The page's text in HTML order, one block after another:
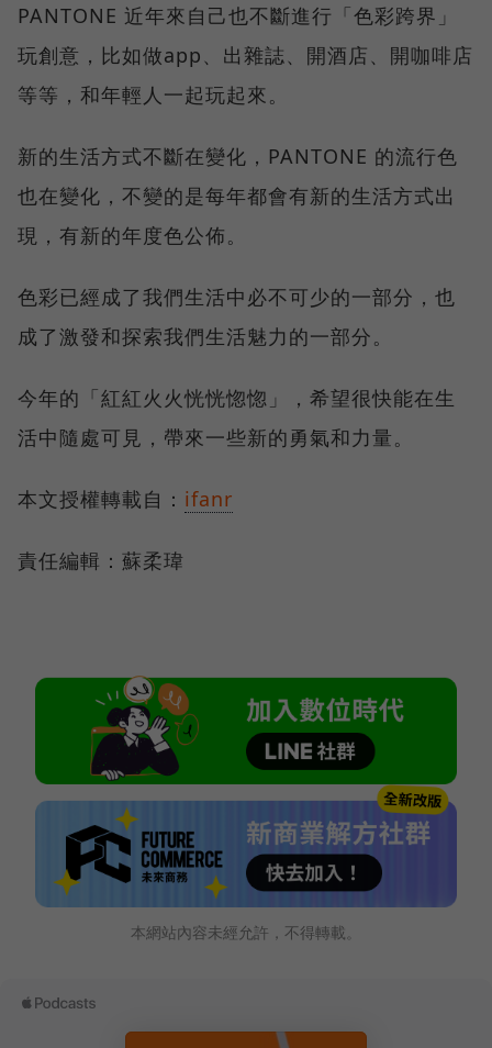
PANTONE 近年來自己也不斷進行「色彩跨界」
玩創意，比如做app、出雜誌、開酒店、開咖啡店
等等，和年輕人一起玩起來。
新的生活方式不斷在變化，PANTONE 的流行色
也在變化，不變的是每年都會有新的生活方式出
現，有新的年度色公佈。
色彩已經成了我們生活中必不可少的一部分，也
成了激發和探索我們生活魅力的一部分。
今年的「紅紅火火恍恍惚惚」，希望很快能在生
活中隨處可見，帶來一些新的勇氣和力量。
本文授權轉載自： ifanr
責任編輯：蘇柔瑋
本網站內容未經允許，不得轉載。